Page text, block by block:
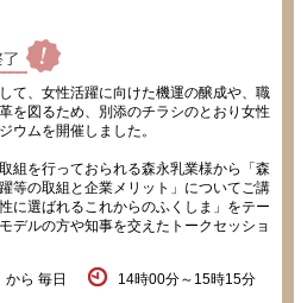
て、女性活躍に向けた機運の醸成や、職
を図るため、別添のチラシのとおり女性
ウムを開催しました。
組を行っておられる森永乳業様から「森
等の取組と企業メリット」についてご講
に選ばれるこれからのふくしま」をテー
デルの方や知事を交えたトークセッショ
ら 毎日 14時00分～15時15分